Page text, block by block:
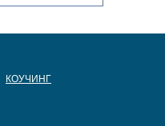
КОУЧИНГ